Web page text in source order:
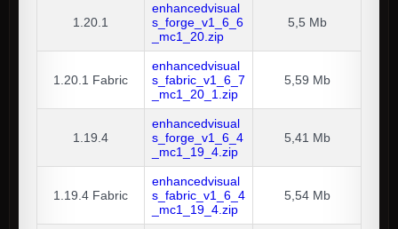
1.20.1
enhancedvisual
s_forge_v1_6_6
_mc1_20.zip
5,5 Mb
1.20.1 Fabric
enhancedvisual
s_fabric_v1_6_7
_mc1_20_1.zip
5,59 Mb
1.19.4
enhancedvisual
s_forge_v1_6_4
_mc1_19_4.zip
5,41 Mb
1.19.4 Fabric
enhancedvisual
s_fabric_v1_6_4
_mc1_19_4.zip
5,54 Mb